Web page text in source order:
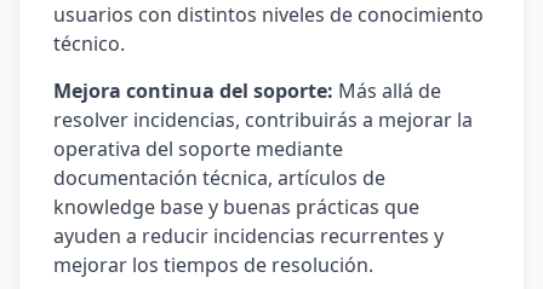
usuarios con distintos niveles de conocimiento
técnico.
Mejora continua del soporte: Más allá de
resolver incidencias, contribuirás a mejorar la
operativa del soporte mediante
documentación técnica, artículos de
knowledge base y buenas prácticas que
ayuden a reducir incidencias recurrentes y
mejorar los tiempos de resolución.